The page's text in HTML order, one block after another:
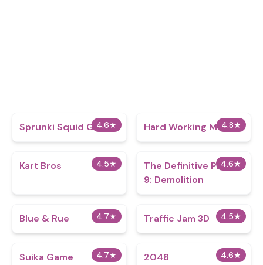
4.6★
Sprunki Squid Game 4.8★
Hard Working Man
4.5★
Kart Bros 4.6★
The Definitive Phase
9: Demolition
4.7★
Blue & Rue 4.5★
Traffic Jam 3D
4.7★
Suika Game 4.6★
2048